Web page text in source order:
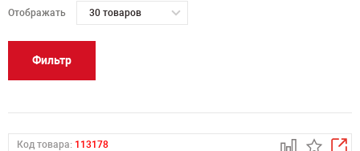
Отображать 30 товаров
Фильтр
Код товара: 113178